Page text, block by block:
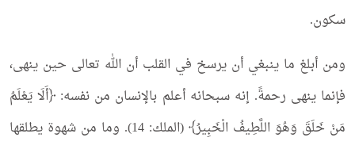
سكون.
ومن أبلغ ما ينبغي أن يرسخ في القلب أن الله تعالى حين ينهى،
فإنما ينهى رحمةً. إنه سبحانه أعلم بالإنسان من نفسه: ﴿أَلَا يَعْلَمُ
مَنْ خَلَقَ وَهُوَ اللَّطِيفُ الْخَبِيرُ﴾ (الملك: 14). وما من شهوة يطلقها